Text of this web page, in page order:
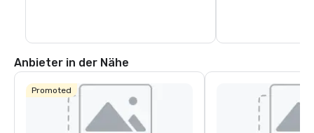
Anbieter in der Nähe
Promoted